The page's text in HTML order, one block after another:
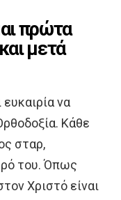
πρώτα
μετά
να
Κάθε
σταρ,
του. Όπως
Χριστό είναι